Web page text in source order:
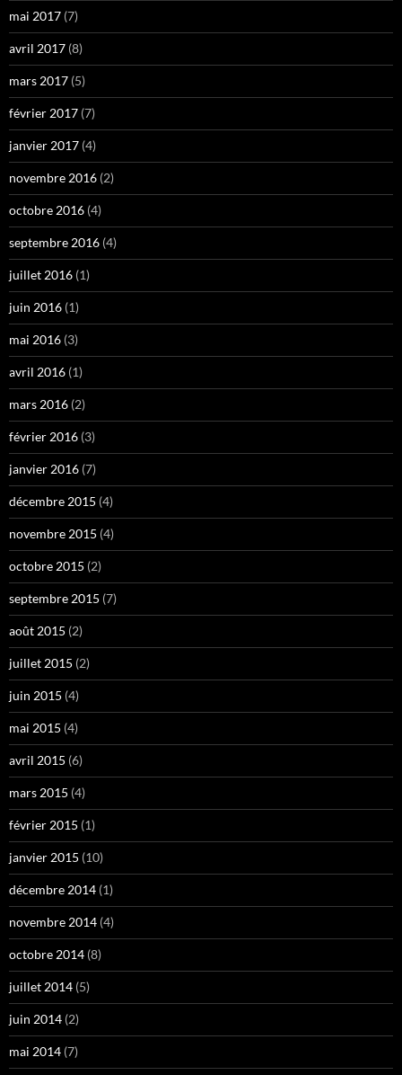
mai 2017 (7)
avril 2017 (8)
mars 2017 (5)
février 2017 (7)
janvier 2017 (4)
novembre 2016 (2)
octobre 2016 (4)
septembre 2016 (4)
juillet 2016 (1)
juin 2016 (1)
mai 2016 (3)
avril 2016 (1)
mars 2016 (2)
février 2016 (3)
janvier 2016 (7)
décembre 2015 (4)
novembre 2015 (4)
octobre 2015 (2)
septembre 2015 (7)
août 2015 (2)
juillet 2015 (2)
juin 2015 (4)
mai 2015 (4)
avril 2015 (6)
mars 2015 (4)
février 2015 (1)
janvier 2015 (10)
décembre 2014 (1)
novembre 2014 (4)
octobre 2014 (8)
juillet 2014 (5)
juin 2014 (2)
mai 2014 (7)